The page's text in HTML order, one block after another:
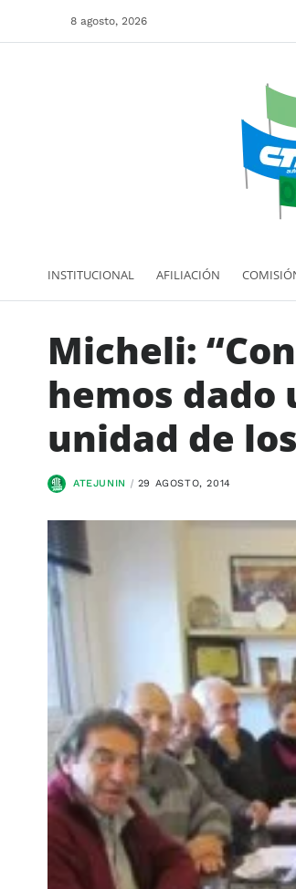
8 agosto, 2026
INSTITUCIONAL AFILIACIÓN
Micheli:
hemos
unidad de
ATEJUNIN 29 AGOSTO, 2014